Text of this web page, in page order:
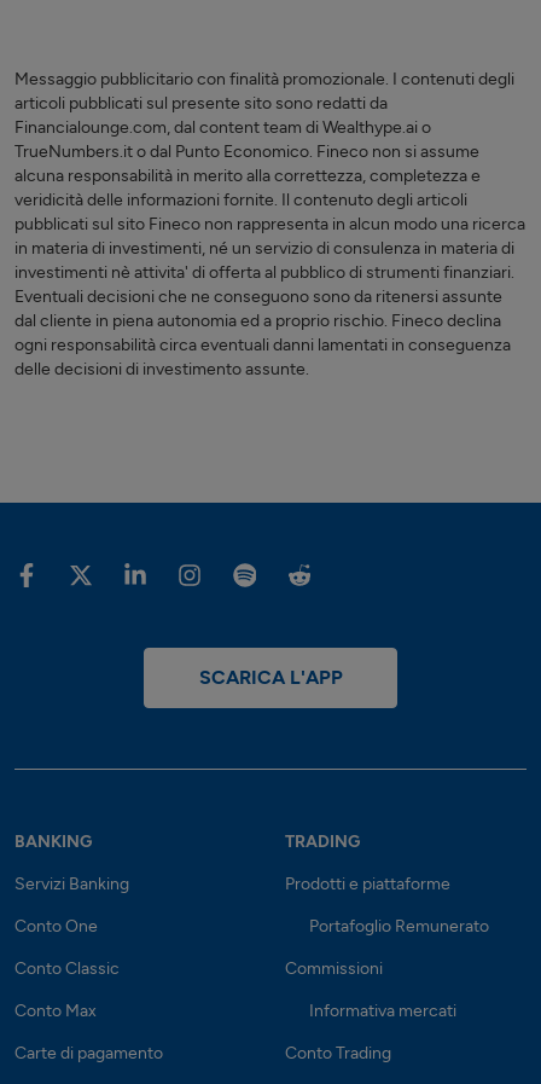
Messaggio pubblicitario con finalità promozionale. I contenuti degli
articoli pubblicati sul presente sito sono redatti da
Financialounge.com, dal content team di Wealthype.ai o
TrueNumbers.it o dal Punto Economico. Fineco non si assume
alcuna responsabilità in merito alla correttezza, completezza e
veridicità delle informazioni fornite. Il contenuto degli articoli
pubblicati sul sito Fineco non rappresenta in alcun modo una ricerca
in materia di investimenti, né un servizio di consulenza in materia di
investimenti nè attivita' di offerta al pubblico di strumenti finanziari.
Eventuali decisioni che ne conseguono sono da ritenersi assunte
dal cliente in piena autonomia ed a proprio rischio. Fineco declina
ogni responsabilità circa eventuali danni lamentati in conseguenza
delle decisioni di investimento assunte.
SCARICA L'APP
BANKING
Servizi Banking
Conto One
Conto Classic
Conto Max
Carte di pagamento
TRADING
Prodotti e piattaforme
Portafoglio Remunerato
Commissioni
Informativa mercati
Conto Trading